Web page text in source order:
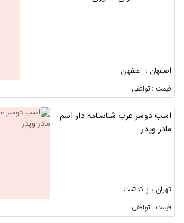
اصفهان ، اصفهان
قیمت : توافقی
اسب دوسر عرب شناسنامه دار اسم
مادر وپدر
تهران ، پاکدشت
قیمت : توافقی